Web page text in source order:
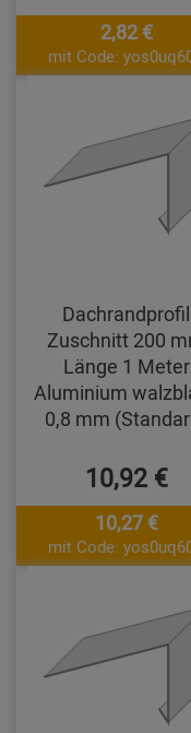
2,82 €
mit Code:
Dachrandprofil
Zuschnitt 200
Länge 1 Meter
Aluminium
0,8 mm
10,92 €
10,27 €
mit Code: